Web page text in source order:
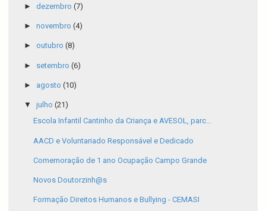
► dezembro (7)
► novembro (4)
► outubro (8)
► setembro (6)
► agosto (10)
▼ julho (21)
Escola Infantil Cantinho da Criança e AVESOL, parc...
AACD e Voluntariado Responsável e Dedicado
Comemoração de 1 ano Ocupação Campo Grande
Novos Doutorzinh@s
Formação Direitos Humanos e Bullying - CEMASI